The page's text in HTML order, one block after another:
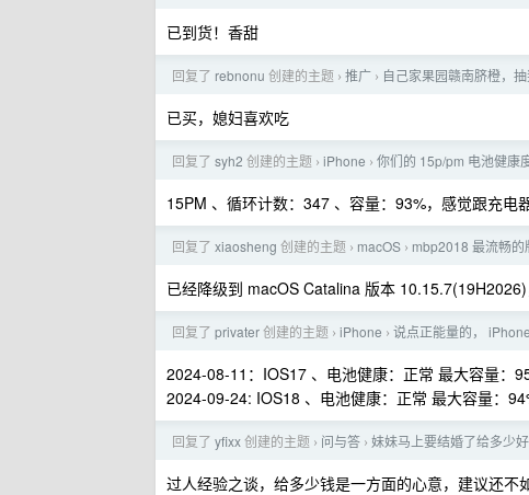
已到货！香甜
回复了 rebnonu 创建的主题 › 推广 › 自己家果园赣南脐橙，抽
已买，媳妇喜欢吃
回复了 syh2 创建的主题 › iPhone › 你们的 15p/pm 电池健康
15PM 、循环计数：347 、容量：93%，感觉跟充电
回复了 xiaosheng 创建的主题 › macOS › mbp2018 最流畅的
已经降级到 macOS Catalina 版本
回复了 privater创建的主题 › iPhone › 说点正能量的，
2024-08-11：IOS17 、电池健康：正常 最大容量：
2024-09-24: IOS18 、电池健康：正常 最大容量：
回复了 yfixx创建的主题 › 问与答 › 妹妹马上要结婚了给多少好
过人经验之谈，给多少钱是一方面的心意，建议还